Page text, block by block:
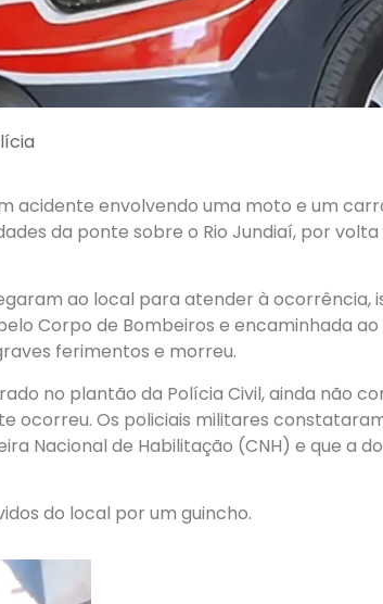
acidente envolvendo uma moto e um
da ponte sobre o Rio Jundiaí, por volta
ao local para atender à ocorrência,
Corpo de Bombeiros e encaminhada
ferimentos e morreu.
no plantão da Polícia Civil, ainda não
ocorreu. Os policiais militares
Nacional de Habilitação (CNH) e que a
do local por um guincho.